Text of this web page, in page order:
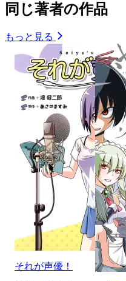
同じ著者の作品
もっと見る
それが声優！